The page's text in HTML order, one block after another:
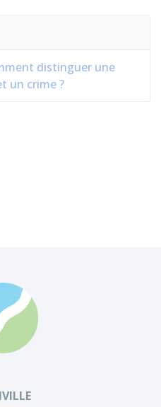
distinguer une
un crime ?